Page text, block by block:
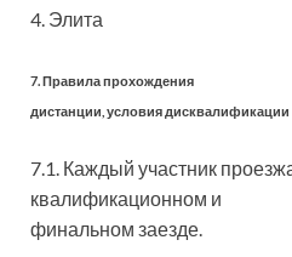
4. Элита
7. Правила прохождения
дистанции, условия дисквалификации
7.1. Каждый участник
квалификационном и
финальном заезде.